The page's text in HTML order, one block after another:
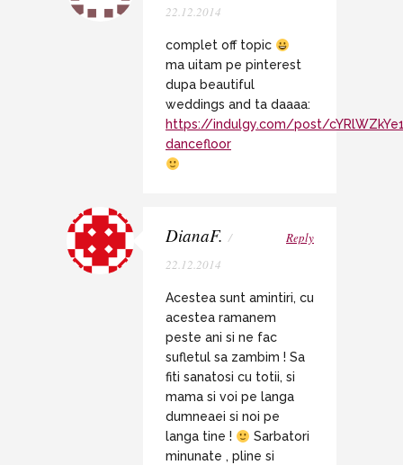
22.12.2014
complet off topic
ma uitam pe pinterest
dupa beautiful
weddings and ta daaaa:
https://indulgy.com/post/
dancefloor
DianaF. /
22.12.2014
Reply
Acestea sunt amintiri, cu
acestea ramanem
peste ani si ne fac
sufletul sa zambim ! Sa
fiti sanatosi cu totii, si
mama si voi pe langa
dumneaei si noi pe
langa tine !
Sarbatori
minunate , pline si